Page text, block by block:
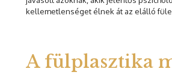
kellemetlenséget élnek át az elálló
A fülplasztika